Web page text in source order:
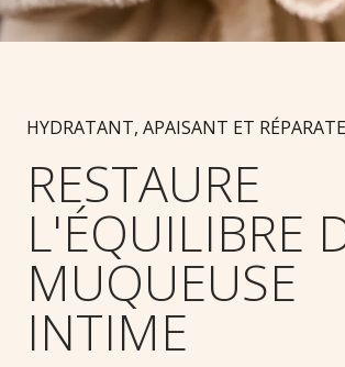
HYDRATANT, APAISANT ET
RESTAURE
L'ÉQUILIBRE
MUQUEUSE
INTIME